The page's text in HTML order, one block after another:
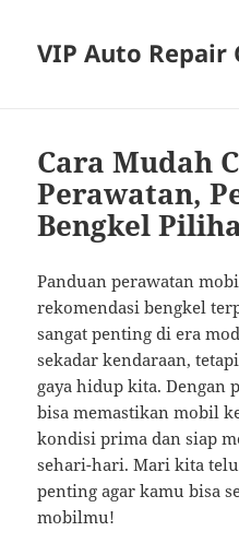
VIP Auto Repair
Cara Mudah
Perawatan,
Bengkel
Panduan perawatan
rekomendasi bengkel
sangat penting di era
sekadar kendaraan,
gaya hidup kita. Dengan
bisa memastikan mobil
kondisi prima dan siap
sehari-hari. Mari kita
penting agar kamu bisa
mobilmu!